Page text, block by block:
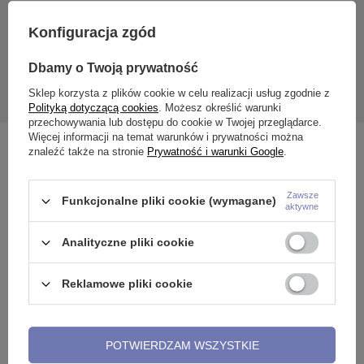
(również te, które znajdują się na mniejszej sztandze) mocowane
na gwincie zewnętrznym. Ten rodzaj mocowania zapewnia wygodę
podczas noszenia biżuterii, a także jej zakładania minimalizując
ryzyko podrażnień.
Zobacz również
Konfiguracja zgód
Dbamy o Twoją prywatność
Sklep korzysta z plików cookie w celu realizacji usług zgodnie z
Polityką dotyczącą cookies. Możesz określić warunki
przechowywania lub dostępu do cookie w Twojej przeglądarce.
Więcej informacji na temat warunków i prywatności można
znaleźć także na stronie Prywatność i warunki Google.
Funkcjonalne pliki cookie (wymagane) Zawsze
aktywne
Analityczne pliki cookie
Reklamowe pliki cookie
POTWIERDZAM WSZYSTKIE